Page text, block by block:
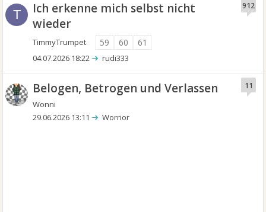
T
Ich erkenne mich selbst nicht
wieder
TimmyTrumpet 59 60 61
912
04.07.2026 18:22 rudi333
Belogen, Betrogen und Verlassen
Wonni
11
29.06.2026 13:11 Worrior